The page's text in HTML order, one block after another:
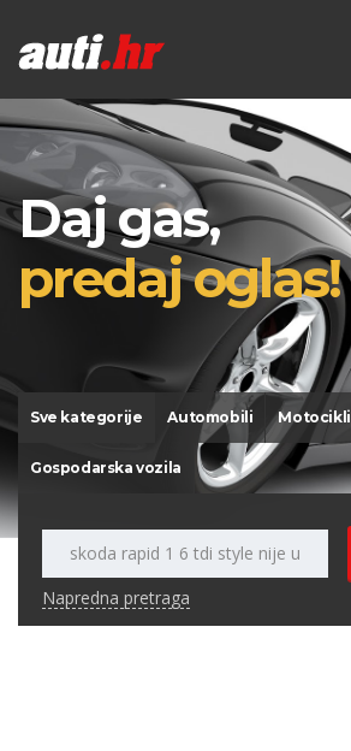
Daj gas,
predaj oglas!
Sve kategorije Automobili Motocikli
Gospodarska vozila
Napredna pretraga